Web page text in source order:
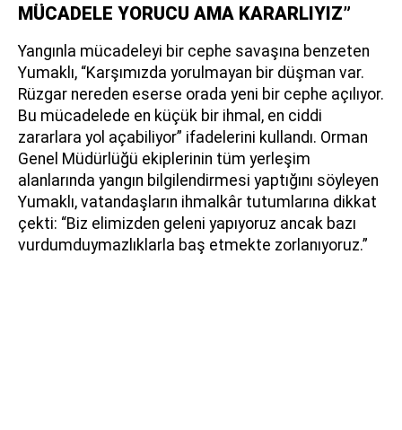
MÜCADELE YORUCU AMA KARARLIYIZ”
Yangınla mücadeleyi bir cephe savaşına benzeten
Yumaklı, “Karşımızda yorulmayan bir düşman var.
Rüzgar nereden eserse orada yeni bir cephe açılıyor.
Bu mücadelede en küçük bir ihmal, en ciddi
zararlara yol açabiliyor” ifadelerini kullandı. Orman
Genel Müdürlüğü ekiplerinin tüm yerleşim
alanlarında yangın bilgilendirmesi yaptığını söyleyen
Yumaklı, vatandaşların ihmalkâr tutumlarına dikkat
çekti: “Biz elimizden geleni yapıyoruz ancak bazı
vurdumduymazlıklarla baş etmekte zorlanıyoruz.”